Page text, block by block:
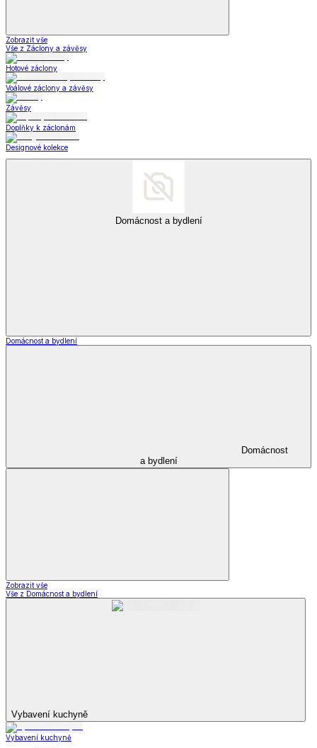
Zobrazit vše
Vše z Záclony a závěsy
Hotové záclony
Voálové záclony a závěsy
Závěsy
Doplňky k záclonám
Designové kolekce
Domácnost a bydlení
Domácnost a bydlení
Domácnost
a bydlení
Zobrazit vše
Vše z Domácnost a bydlení
Vybavení kuchyně
Vybavení kuchyně